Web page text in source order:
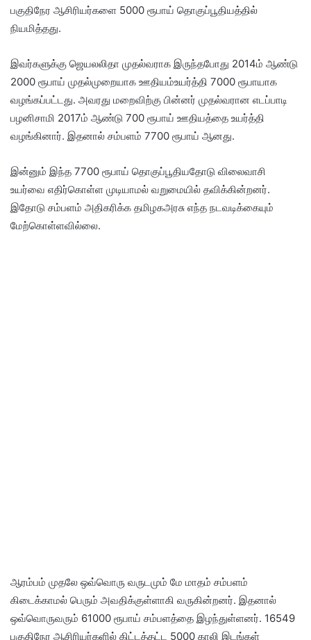
பகுதிநேர ஆசிரியர்களை 5000 ரூபாய் தொகுப்பூதியத்தில்
நியமித்தது.
இவர்களுக்கு ஜெயலலிதா முதல்வராக இருந்தபோது 2014ம் ஆண்டு
2000 ரூபாய் முதல்முறையாக ஊதியம்உயர்த்தி 7000 ரூபாயாக
வழங்கப்பட்டது. அவரது மறைவிற்கு பின்னர் முதல்வரான எடப்பாடி
பழனிசாமி 2017ம் ஆண்டு 700 ரூபாய் ஊதியத்தை உயர்த்தி
வழங்கினார். இதனால் சம்பளம் 7700 ரூபாய் ஆனது.
இன்னும் இந்த 7700 ரூபாய் தொகுப்பூதியதோடு விலைவாசி
உயர்வை எதிர்கொள்ள முடியாமல் வறுமையில் தவிக்கின்றனர்.
இதோடு சம்பளம் அதிகரிக்க தமிழகஅரசு எந்த நடவடிக்கையும்
மேற்கொள்ளவில்லை.
ஆரம்பம் முதலே ஒவ்வொரு வருடமும் மே மாதம் சம்பளம்
கிடைக்காமல் பெரும் அவதிக்குள்ளாகி வருகின்றனர். இதனால்
ஒவ்வொருவரும் 61000 ரூபாய் சம்பளத்தை இழந்துள்ளனர். 16549
பகுதிநேர ஆசிரியர்களில் கிட்டத்தட்ட 5000 காலி இடங்கள்